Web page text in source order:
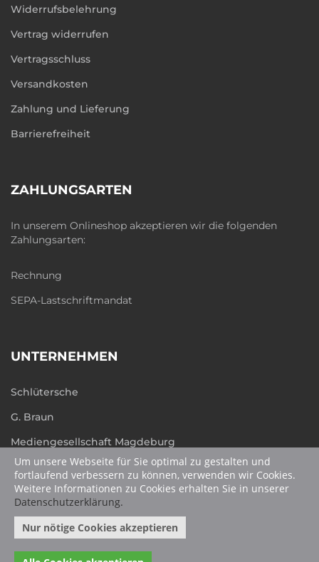
Widerrufsbelehrung
Vertrag widerrufen
Vertragsschluss
Versandkosten
Zahlung und Lieferung
Barrierefreiheit
ZAHLUNGSARTEN
In unserem Onlineshop akzeptieren wir die folgenden
Zahlungsarten:
Rechnung
SEPA-Lastschriftmandat
UNTERNEHMEN
Schlütersche
G. Braun
Mediengesellschaft Magdeburg
humboldt.de
Um unsere Webseite für Sie optimal zu gestalten und
fortlaufend verbessern zu können, verwenden wir Cookies.
Weitere Informationen zu Cookies erhalten Sie in unserer
Datenschutzerklärung.
Nur nötige Cookies akzeptieren